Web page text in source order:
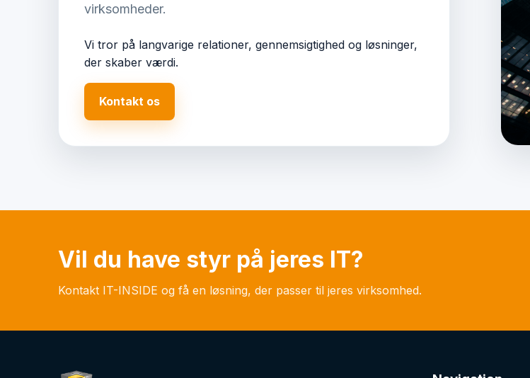
virksomheder.
Vi tror på langvarige relationer, gennemsigtighed og løsninger,
der skaber værdi.
Kontakt os
Vil du have styr på jeres IT?
Kontakt IT-INSIDE og få en løsning, der passer til jeres virksomhed.